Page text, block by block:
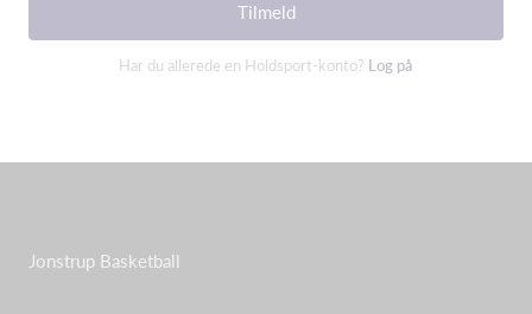
Tilmeld
Har du allerede en Holdsport-konto? Log på
Jonstrup Basketball